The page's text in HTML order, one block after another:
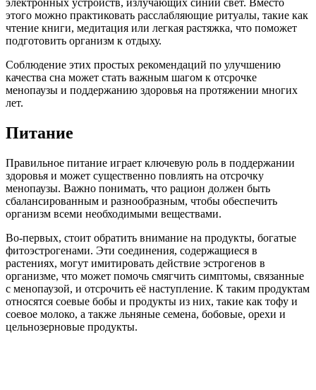
электронных устройств, излучающих синий свет. Вместо
этого можно практиковать расслабляющие ритуалы, такие как
чтение книги, медитация или легкая растяжка, что поможет
подготовить организм к отдыху.
Соблюдение этих простых рекомендаций по улучшению
качества сна может стать важным шагом к отсрочке
менопаузы и поддержанию здоровья на протяжении многих
лет.
Питание
Правильное питание играет ключевую роль в поддержании
здоровья и может существенно повлиять на отсрочку
менопаузы. Важно понимать, что рацион должен быть
сбалансированным и разнообразным, чтобы обеспечить
организм всеми необходимыми веществами.
Во-первых, стоит обратить внимание на продукты, богатые
фитоэстрогенами. Эти соединения, содержащиеся в
растениях, могут имитировать действие эстрогенов в
организме, что может помочь смягчить симптомы, связанные
с менопаузой, и отсрочить её наступление. К таким продуктам
относятся соевые бобы и продукты из них, такие как тофу и
соевое молоко, а также льняные семена, бобовые, орехи и
цельнозерновые продукты.